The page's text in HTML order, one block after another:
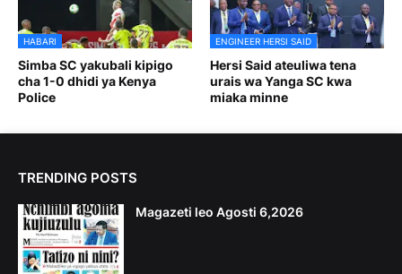
HABARI
Simba SC yakubali kipigo
cha 1-0 dhidi ya Kenya
Police
ENGINEER HERSI SAID
Hersi Said ateuliwa tena
urais wa Yanga SC kwa
miaka minne
TRENDING POSTS
Magazeti leo Agosti 6,2026